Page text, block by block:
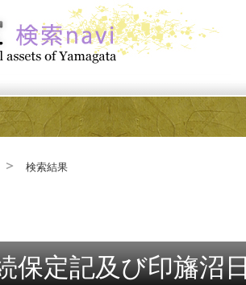
検索結果
保定記及び印旛沼